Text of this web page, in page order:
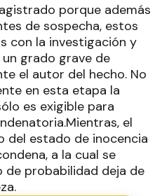
porque además
de sospecha, estos
con la investigación y
grado grave de
el autor del hecho. No
en esta etapa la
es exigible para
el
del estado de inocencia
a la cual se
de probabilidad deja de